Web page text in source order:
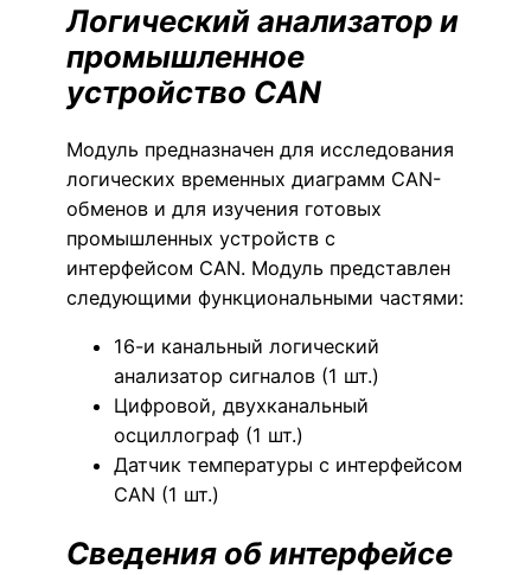
Логический анализатор и
промышленное
устройство CAN
Модуль предназначен для исследования
логических временных диаграмм CAN-
обменов и для изучения готовых
промышленных устройств с
интерфейсом CAN. Модуль представлен
следующими функциональными частями:
16-и канальный логический
анализатор сигналов (1 шт.)
Цифровой, двухканальный
осциллограф (1 шт.)
Датчик температуры с интерфейсом
CAN (1 шт.)
Сведения об интерфейсе